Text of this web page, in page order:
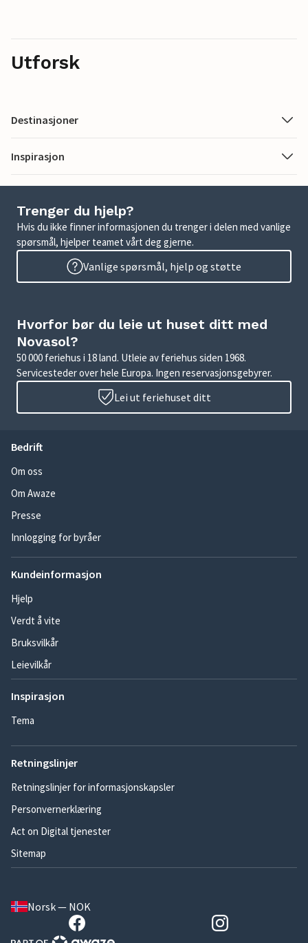
Utforsk
Destinasjoner
Inspirasjon
Trenger du hjelp?
Hvis du ikke finner informasjonen du trenger i delen med vanlige
spørsmål, hjelper teamet vårt deg gjerne.
Vanlige spørsmål, hjelp og støtte
Hvorfor bør du leie ut huset ditt med
Novasol?
50 000 feriehus i 18 land. Utleie av feriehus siden 1968.
Servicesteder over hele Europa. Ingen reservasjonsgebyrer.
Lei ut feriehuset ditt
Bedrift
Om oss
Om Awaze
Presse
Innlogging for byråer
Kundeinformasjon
Hjelp
Verdt å vite
Bruksvilkår
Leievilkår
Inspirasjon
Tema
Retningslinjer
Retningslinjer for informasjonskapsler
Personvernerklæring
Act on Digital tjenester
Sitemap
Norsk — NOK